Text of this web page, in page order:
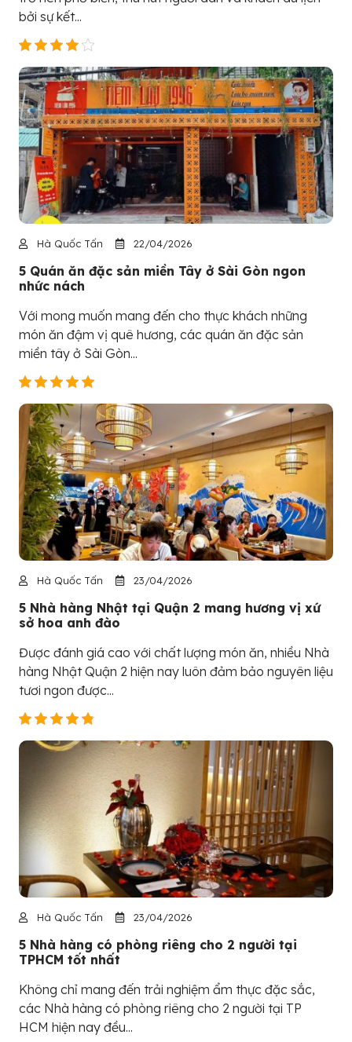
bởi sự kết...
Hà Quốc Tấn 22/04/2026
5 Quán ăn đặc sản miền Tây ở Sài Gòn ngon
nhức nách
Với mong muốn mang đến cho thực khách những
món ăn đậm vị quê hương, các quán ăn đặc sản
miền tây ở Sài Gòn...
Hà Quốc Tấn 23/04/2026
5 Nhà hàng Nhật tại Quận 2 mang hương vị xứ
sở hoa anh đào
Được đánh giá cao với chất lượng món ăn, nhiều Nhà
hàng Nhật Quận 2 hiện nay luôn đảm bảo nguyên liệu
tươi ngon được...
Hà Quốc Tấn 23/04/2026
5 Nhà hàng có phòng riêng cho 2 người tại
TPHCM tốt nhất
Không chỉ mang đến trải nghiệm ẩm thực đặc sắc,
các Nhà hàng có phòng riêng cho 2 người tại TP
HCM hiện nay đều...